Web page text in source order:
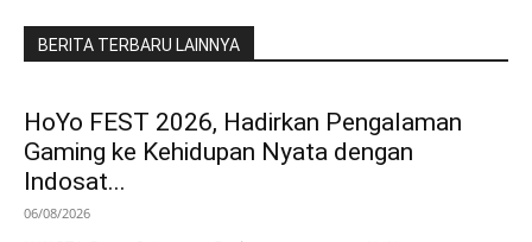
BERITA TERBARU LAINNYA
HoYo FEST 2026, Hadirkan Pengalaman
Gaming ke Kehidupan Nyata dengan
Indosat...
06/08/2026